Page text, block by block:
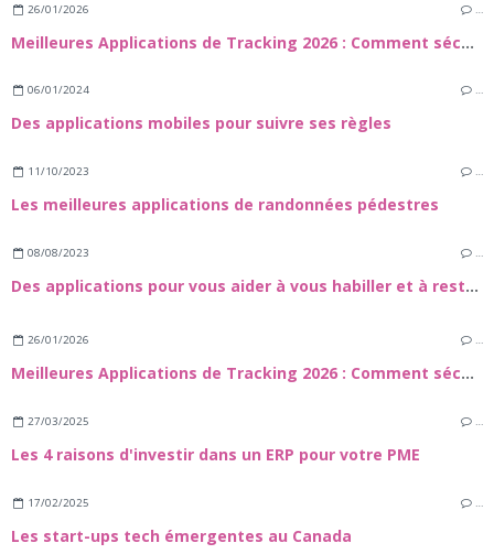
26/01/2026 …
Meilleures Applications de Tracking 2026 : Comment sécuuriser vos proches et vos appareils
06/01/2024 …
Des applications mobiles pour suivre ses règles
11/10/2023 …
Les meilleures applications de randonnées pédestres
08/08/2023 …
Des applications pour vous aider à vous habiller et à rester à la mode
26/01/2026 …
Meilleures Applications de Tracking 2026 : Comment sécuuriser vos proches et vos appareils
27/03/2025 …
Les 4 raisons d'investir dans un ERP pour votre PME
17/02/2025
Les start-ups tech émergentes au Canada